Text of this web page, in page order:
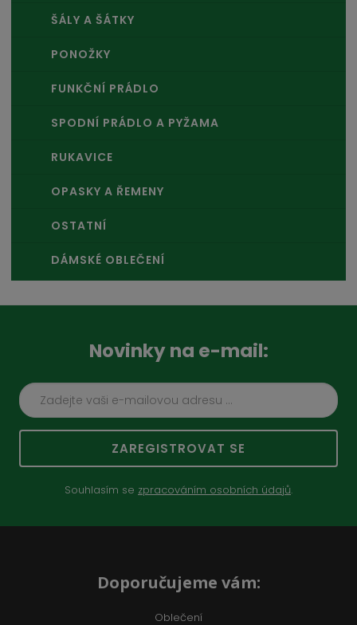
ŠÁLY A ŠÁTKY
PONOŽKY
FUNKČNÍ PRÁDLO
SPODNÍ PRÁDLO A PYŽAMA
RUKAVICE
OPASKY A ŘEMENY
OSTATNÍ
DÁMSKÉ OBLEČENÍ
Novinky na e-mail:
ZAREGISTROVAT SE
Souhlasím se zpracováním osobních údajů.
Doporučujeme vám:
Oblečení